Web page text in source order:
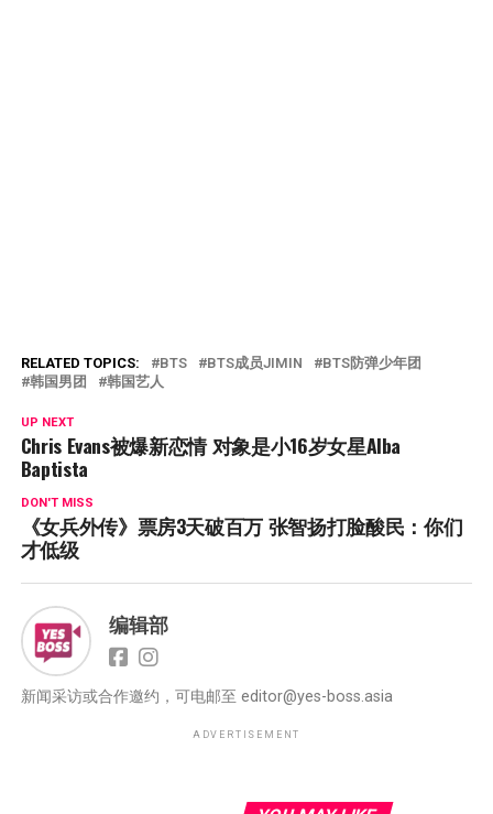
RELATED TOPICS: BTS BTS成员JIMIN
BTS防弹少年团
韩国男团
韩国艺人
UP NEXT
Chris Evans被爆新恋情 对象是小16岁女星Alba
Baptista
DON'T MISS
《女兵外传》票房3天破百万 张智扬打脸酸民：你们
才低级
编辑部
新闻采访或合作邀约，可电邮至 editor@yes-boss.asia
ADVERTISEMENT